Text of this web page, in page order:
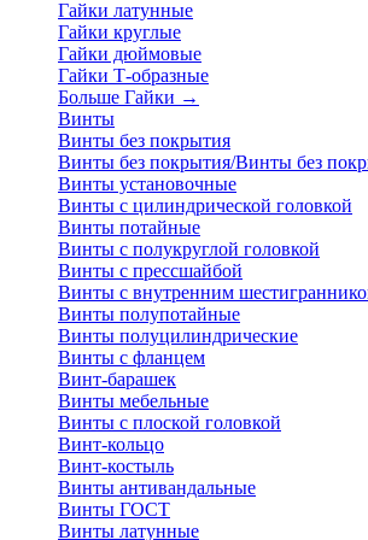
Гайки латунные
Гайки круглые
Гайки дюймовые
Гайки Т-образные
Больше Гайки →
Винты
Винты без покрытия
Винты без покрытия/Винты без
Винты установочные
Винты с цилиндрической головкой
Винты потайные
Винты с полукруглой головкой
Винты с прессшайбой
Винты с внутренним
Винты полупотайные
Винты полуцилиндрические
Винты с фланцем
Винт-барашек
Винты мебельные
Винты с плоской головкой
Винт-кольцо
Винт-костыль
Винты антивандальные
Винты ГОСТ
Винты латунные